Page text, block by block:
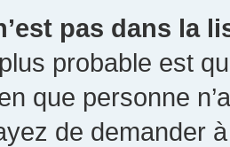
pas dans la
probable est
que personne
de demander